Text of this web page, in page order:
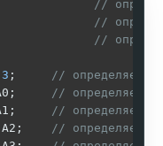
1
//
2
//
3 //
3 ;
// определяем
A0;
// определяем
A1;
// определяем
A2;
// определяем